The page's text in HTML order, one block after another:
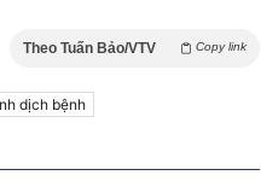
Theo Tuấn Bảo/VTV Copy link
dịch bệnh